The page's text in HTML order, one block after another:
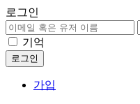
로그인
기억
가입